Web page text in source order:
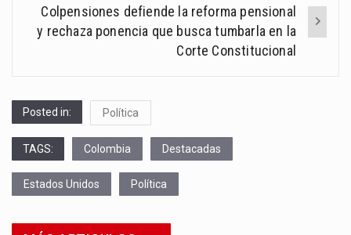
Colpensiones defiende la reforma pensional
y rechaza ponencia que busca tumbarla en la
Corte Constitucional
Posted in: Política
TAGS: Colombia Destacadas
Estados Unidos Política